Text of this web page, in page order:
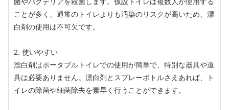
ことが多く、通常のトイレよりも汚染のリスクが高いため、漂
白剤の使用は不可欠です。
2. 使いやすい
漂白剤はポータブルトイレでの使用が簡単で、特別な器具や道
具は必要ありません。漂白剤とスプレーボトルさえあれば、ト
イレの除菌や細菌除去を素早く行うことができます。